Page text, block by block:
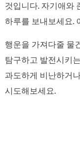
것입니다. 자기애와
하루를 보내보세요.
행운을 가져다줄 물
탐구하고 발전시키
과도하게 비난하거
시도해보세요.